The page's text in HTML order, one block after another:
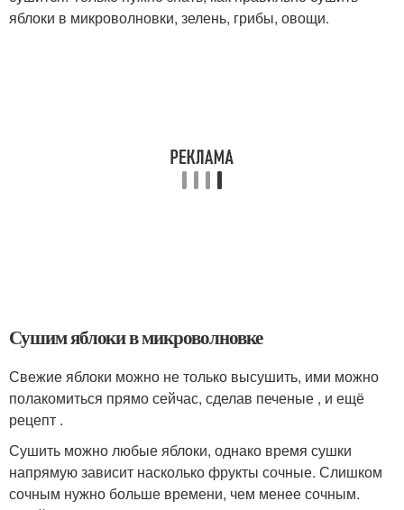
яблоки в микроволновки, зелень, грибы, овощи.
Сушим яблоки в микроволновке
Свежие яблоки можно не только высушить, ими можно
полакомиться прямо сейчас, сделав печеные , и ещё
рецепт .
Сушить можно любые яблоки, однако время сушки
напрямую зависит насколько фрукты сочные. Слишком
сочным нужно больше времени, чем менее сочным.